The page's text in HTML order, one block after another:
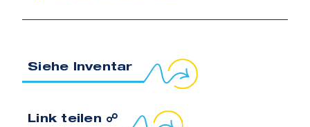
Siehe Inventar
Link teilen ☍
den Link in die Zwischenablage